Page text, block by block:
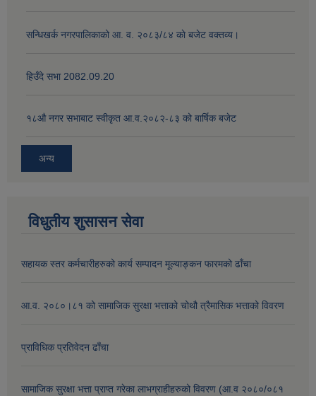
सन्धिखर्क नगरपालिकाको आ. व. २०८३/८४ काे बजेट वक्तव्य।
हिउँदे सभा 2082.09.20
१८‍औ नगर सभाबाट स्वीकृत आ.व.२०८२-८३ को बार्षिक बजेट
अन्य
विधुतीय शुसासन सेवा
सहायक स्तर कर्मचारीहरुको कार्य सम्पादन मूल्याङ्कन फारमको ढाँचा
आ.व. २०८०।८१ को सामाजिक सुरक्षा भत्ताको चोथौ त्रैमासिक भत्ताको विवरण
प्राविधिक प्रतिवेदन ढाँचा
सामाजिक सुरक्षा भत्ता प्राप्त गरेका लाभग्राहीहरुको विवरण (आ.व २०८०/०८१